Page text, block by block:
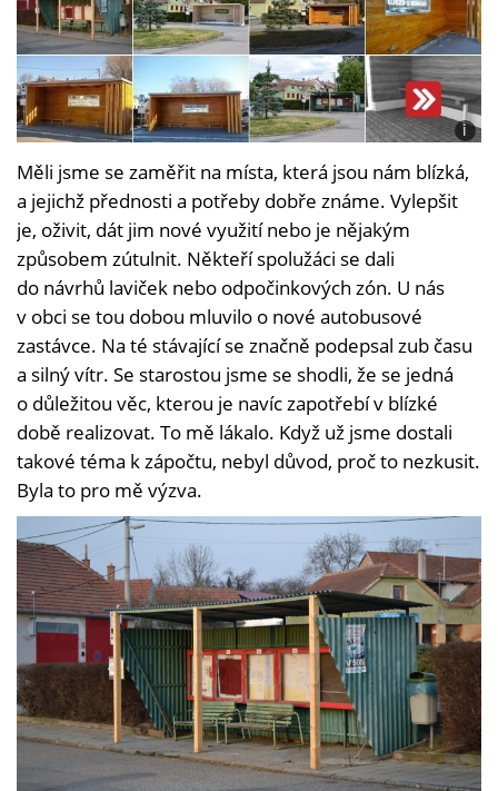
i
Foto:
Měli jsme se zaměřit na místa, která jsou nám blízká,
a jejichž přednosti a potřeby dobře známe. Vylepšit
je, oživit, dát jim nové využití nebo je nějakým
způsobem zútulnit. Někteří spolužáci se dali
do návrhů laviček nebo odpočinkových zón. U nás
v obci se tou dobou mluvilo o nové autobusové
zastávce. Na té stávající se značně podepsal zub času
a silný vítr. Se starostou jsme se shodli, že se jedná
o důležitou věc, kterou je navíc zapotřebí v blízké
době realizovat. To mě lákalo. Když už jsme dostali
takové téma k zápočtu, nebyl důvod, proč to nezkusit.
Byla to pro mě výzva.